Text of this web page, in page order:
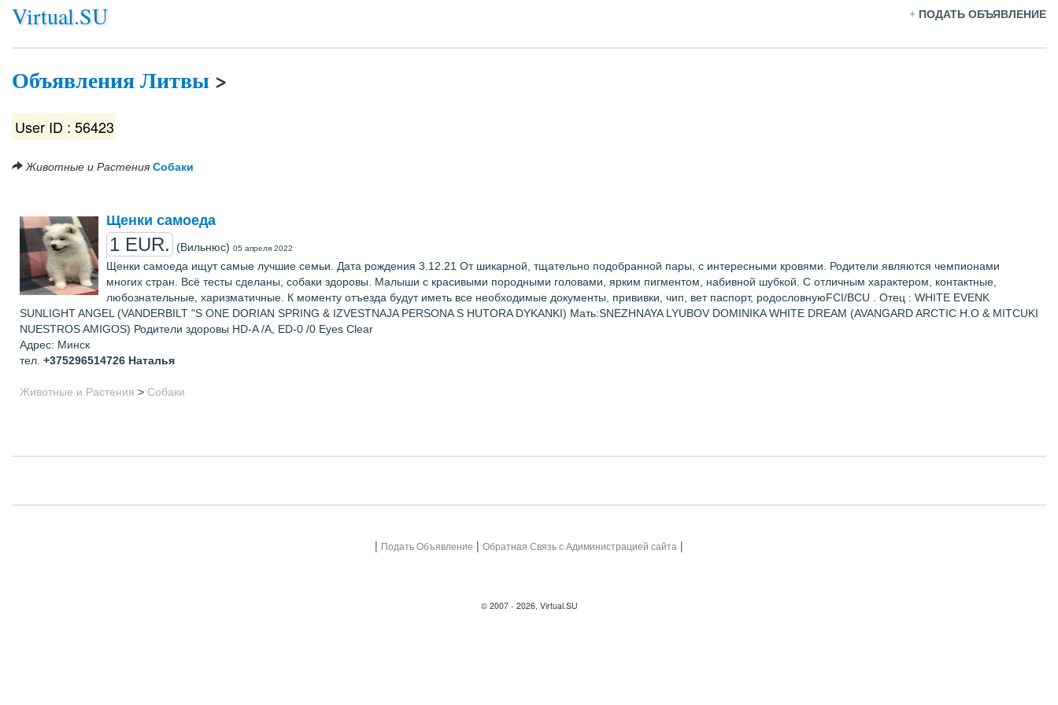
Virtual.SU + ПОДАТЬ ОБЪЯВЛЕНИЕ
Объявления Литвы>
User ID : 56423
Животные и Растения Собаки
Щенки самоеда
1 EUR. (Вильнюс) 05 апреля 2022
Щенки самоеда ищут самые лучшие семьи. Дата рождения 3.12.21 От шикарной, тщательно подобранной пары, с интересными кровями. Родители являются чемпионами
многих стран. Всё тесты сделаны, собаки здоровы. Малыши с красивыми породными головами, ярким пигментом, набивной шубкой. С отличным характером, контактные,
любознательные, харизматичные. К моменту отъезда будут иметь все необходимые документы, прививки, чип, вет паспорт, родословнуюFCI/BCU . Отец : WHITE EVENK
SUNLIGHT ANGEL (VANDERBILT "S ONE DORIAN SPRING & IZVESTNAJA PERSONA S HUTORA DYKANKI) Мать:SNEZHNAYA LYUBOV DOMINIKA WHITE DREAM (AVANGARD ARCTIC H.O & MITCUKI
NUESTROS AMIGOS) Родители здоровы HD-A /A, ED-0 /0 Eyes Clear
Адрес: Минск
тел. +375296514726 Наталья
Животные и Растения > Собаки
| Подать Объявление | Обратная Связь с Адиминистрацией сайта |
© 2007 - 2026, Virtual.SU